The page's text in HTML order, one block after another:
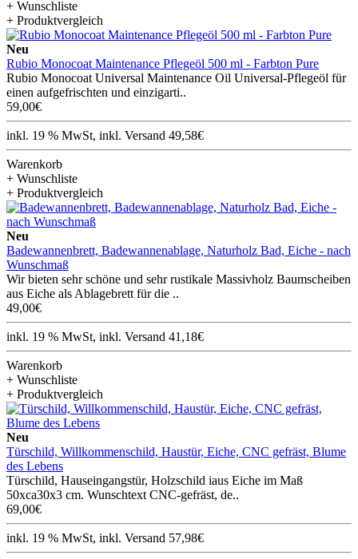
+ Wunschliste
+ Produktvergleich
Neu
Rubio Monocoat Maintenance Pflegeöl 500 ml - Farbton Pure
Rubio Monocoat Universal Maintenance Oil Universal-Pflegeöl für
einen aufgefrischten und einzigarti..
59,00€
inkl. 19 % MwSt, inkl. Versand 49,58€
Warenkorb
+ Wunschliste
+ Produktvergleich
Neu
Badewannenbrett, Badewannenablage, Naturholz Bad, Eiche - nach
Wunschmaß
Wir bieten sehr schöne und sehr rustikale Massivholz Baumscheiben
aus Eiche als Ablagebrett für die ..
49,00€
inkl. 19 % MwSt, inkl. Versand 41,18€
Warenkorb
+ Wunschliste
+ Produktvergleich
Neu
Türschild, Willkommenschild, Haustür, Eiche, CNC gefräst, Blume
des Lebens
Türschild, Hauseingangstür, Holzschild iaus Eiche im Maß
50xca30x3 cm. Wunschtext CNC-gefräst, de..
69,00€
inkl. 19 % MwSt, inkl. Versand 57,98€